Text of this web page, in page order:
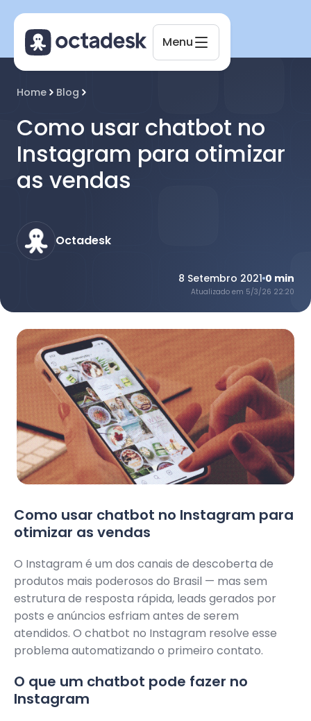
Menu
Home Blog
Como usar chatbot no
Instagram para otimizar
as vendas
Octadesk
8 Setembro 2021 0 min
Atualizado em 5/3/26 22:20
Como usar chatbot no Instagram para
otimizar as vendas
O Instagram é um dos canais de descoberta de
produtos mais poderosos do Brasil — mas sem
estrutura de resposta rápida, leads gerados por
posts e anúncios esfriam antes de serem
atendidos. O chatbot no Instagram resolve esse
problema automatizando o primeiro contato.
O que um chatbot pode fazer no
Instagram
Online agora